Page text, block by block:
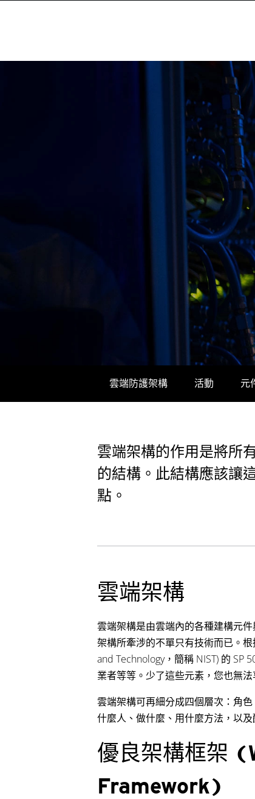
雲端防護架構 活動 元
雲端架構的作用是將所
的結構。此結構應該讓
點。
雲端架構
雲端架構是由雲端內的各種建構元
架構所牽涉的不單只有技術而已。
and Technology，簡稱 NIST) 的 SP
業者等等。少了這些元素，您也無法
雲端架構可再細分成四個層次：角
什麼人、做什麼、用什麼方法，以及
優良架構框架
Framework)